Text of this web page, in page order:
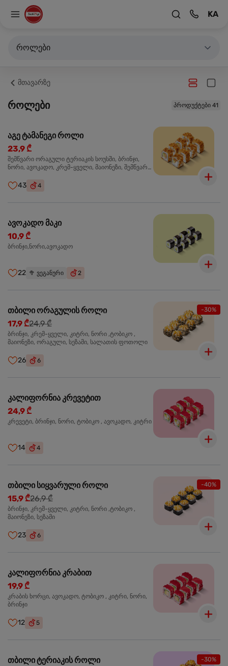
KA
როლები
მთავარზე
როლები პროდუქტები 41
აგე ტამანეგი როლი
23,9 ₾
შემწვარი ორაგული ტერიაკის სოუსში, ბრინჯი,
ნორი, ავოკადო, კრემ-ყველი, მაიონეზი, შემწვარი
43 4
ავოკადო მაკი
10,9 ₾
ბრინჯი,ნორი,ავოკადო
22 🥦 ვეგანური 2
-30%
თბილი ორაგულის როლი
17,9 ₾24,9 ₾
ბრინჯი, კრემ-ყველი, კიტრი, ნორი ,ტობიკო ,
მაიონეზი, ორაგული, სეზამი, სალათის ფოთოლი
26 6
კალიფორნია კრევეტით
24,9 ₾
კრევეტი, ბრინჯი, ნორი, ტობიკო , ავოკადო, კიტრი
14 4
-40%
თბილი სიყვარული როლი
15,9 ₾26,9 ₾
ბრინჯი, კრემ-ყველი, კიტრი, ნორი ,ტობიკო ,
მაიონეზი, სეზამი
23 6
კალიფორნია კრაბით
19,9 ₾
კრაბის ხორცი, ავოკადო, ტობიკო , კიტრი, ნორი,
ბრინჯი
12 5
-30%
თბილი ტერიაკის როლი